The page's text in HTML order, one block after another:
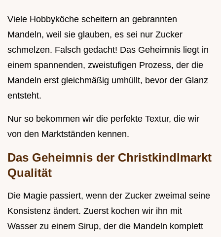
Viele Hobbyköche scheitern an gebrannten
Mandeln, weil sie glauben, es sei nur Zucker
schmelzen. Falsch gedacht! Das Geheimnis liegt in
einem spannenden, zweistufigen Prozess, der die
Mandeln erst gleichmäßig umhüllt, bevor der Glanz
entsteht.
Nur so bekommen wir die perfekte Textur, die wir
von den Marktständen kennen.
Das Geheimnis der Christkindlmarkt
Qualität
Die Magie passiert, wenn der Zucker zweimal seine
Konsistenz ändert. Zuerst kochen wir ihn mit
Wasser zu einem Sirup, der die Mandeln komplett